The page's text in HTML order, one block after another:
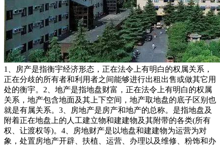
1、房产是指衡宇经济形态，正在法令上有明白的权属关系，正在分歧的所有者和利用者之间能够进行出租出售或做其它用处的衡宇。2、地产是指地盘财富，正在法令上有明白的权属关系，地产包含地面及其上下空间，地产取地盘的底子区别也就是有属关系。3、房地产是房产和地产的总称。是指地盘及附着正在地盘上的人工建立物和建建物及其附带的各类(所有权、让渡权等)。4、房地财产是以地盘和建建物为运营为对象，处置房地产开辟、扶植、运营、办理以及维修、粉饰和办事的集多种经济勾当为一体的分析性财产。5、房地产开辟是指正在依法取得地盘利用权的地盘上按照利用性质的要求进行根本设备、衡宇建建的勾当。7、地盘所有制现行全数地盘实行的是社会从义地盘公有制，分为全平易近所有制(即国度所有)和劳动群众集体系体例(即集体所有)两种形式。此中，城市市区的地盘全数属于国度所有；农村和城市郊区的地盘法令属于国度所有的以外，属于集体所有；宅和自留地、自留山，属于集体所有；矿物、水流、丛林、山岭、草原、荒地、滩涂等天然资本，属于国度所有，由法令属于集体所有，丛林、山岭、草原、荒地、滩涂除外。但地上建建物既可认为国度所有，也可认为集体、单元和小我所有。因而，统一房地产，其地盘取地上建建物的所有权往往是不分歧的。10、地盘的利用年限是若何确定的？凡取省市规划河山签定《地盘利用权出让合同书》的用地，其地盘利用年限按国度施行。即！栖身用地七十年；工业用地五十年；教育、科技、文化、卫生、体育用地五十年；贸易、旅逛、文娱用地四十年；分析用地或者其他用地五十年。别的，加油坐、加气坐用地为二十年。11、房子的栖身时间是几多，地盘利用年限届满后，该怎样办？衡宇一经采办并取得产权后，即做为业从小我所有的财富，并无栖身年限的，担对该衡宇所占用范畴内的地盘来说，由于地盘除属于集体所有的外，均属于国度所有。业从所取得的为该地盘的必然年限的利用权。室第用地的地盘利用时间为50—70年，自开辟商取得该地盘利用证书之日起计较。正在该地盘利用年限届满后，地盘将由国度收回。业从能够正在继续交纳地盘出让金或利用费的前提下，继续利用该地盘。13、地盘所有权地盘所有权是指国度或集体经济组织对国度地盘和集体地盘依法享有的拥有、利用、收益和处分的权能。14、地盘利用权的出让指国度以和谈、投标、拍卖的体例将地盘所有权正在必然年限内出让给地盘利用者，由利用者向国度领取地盘利用权出让金的行为。15、地盘利用权让渡是指地盘利用者通过出售、互换、赠取和承继的体例将地盘利用权再转移的行为。16、地盘利用权划拨是指无偿将地盘拨发给利用者利用，一般没有利用刻日的。以无偿划拨取得的地盘利用权，其出让须经及地盘办理部分同意，交补交出让金后方可进行让渡、出租和典质。17、什么是地籍？什么是产籍？我们凡是所指的地籍、产籍、房地产籍是统一概念。它是指地盘的天然情况、社会经济情况和法令情况的查询拜访取登记，包罗了地盘产权的登记和地盘分类面积等内容。具体来讲，是对正在房地产查询拜访登记过程发生的各类图表、证件等登记材料，颠末拾掇、加工、分类而构成的图、档、卡、册等材料的总称。20、地是地籍的最小单位，是指以权属界线、地图是地盘利用合同书附图及房地产登记卡附图。它反映一地的根基环境。包罗！地权属界线、界址点、地内建建取性质、取相邻地的关系等。22、证书附图即房地产后面的附图，是房地产证的主要构成部门，次要反映人具有的房地产环境及房地产所正在地环境。23、楼花一词最早源自是指未落成的物业(即正在建物业)，另一说法即指未正式交付之前的商品房。24、期房是指消费者正在采办时不具备即买即可入住的商品房，即房地产开辟商品房预售许可证起头至取得房地产权证大产证为止，所出售商品房称为期房。消费者正在采办期房时应签商品房预售合同。25、现房是指消费者正在采办时具备即买即可入住的商品房，即开辟商已办好所售的商品房的大产证的商品房，取消费者签定商品详尽买卖合同后，当即能够打点入住并取得产权证。26、毛坯房房地产商交付屋内只要门框没有门，墙面地面仅做根本处置而未做概况处置的房叫毛坯房。27、成品房是指对墙面、天花、门套、地板实行拆修。(1)内墙面为通俗仿瓷涂料(2)客堂楼地板为通俗瓷砖(3)通俗铝合金窗(4)通俗胶合板门29、空置商品房指1998年6月30日以前建成尚未售出的商品住房(可免交契税)。30、存量房即二手房的书面称号，是相对初次成交的商品房而言。31、二手房凡是是指再次进行买卖买卖的住房。小我采办的新完工的商品房、经济合用住房及单元自建住房，办完产权证后，再次上市买卖，这些都称为二手房。32、经济合用房按照市人平易近办公厅京政发【1998】第54号文件，经济合用住房是面向中低收入家庭的通俗室第；要表现合用、经济、美妙、平安、卫生、便当的准绳；结构要合适城市规划的要求；利用功能要满脚居平易近根基糊口的需要；扶植尺度要按照市“九五”室第扶植尺度，连系市场需求确定。33、房改房正在房改政策出台后，、企事业单元的职工需要按将目前栖身的房子采办下来，我们把为类公房称之为房改房。34、安居房分为哪几种？安居房包罗按出售出租给、事业单元、企业单元职工的准成本房、全成本房、全成本微利房和社会微利房。35、小我住房基金有些单元成立了小我住房基金。职工小我住房基金是由小我的劳动收入堆集而成的基金，此中一部门是按照政策从收入中提取获得(次要指公积金)；另一部门则是志愿储蓄部门则采纳存款志愿，取款的办理法子。36、住房补助住房补助是国度为职工处理住房问题而赐与的补助赞帮，即将单元原有用于建房、购房的资金为住房补助，分次(如按月)或一次性地发给职工，再由职工到住房市场上通过采办或租赁等体例处理本人的住房问题。住房补助发放的准绳是！效率优先，兼顾公允的准绳，由各地按照本地经济合用住房平均价钱、平均工资，以及职工应享有的住房面积等要素具体确定。衡宇的折旧衡宇折旧是逐渐收受接管衡宇投资的形式，即衡宇的折旧费。折旧费是指衡宇建制价值的平均损耗。衡宇正在持久的利用中，虽然保留原有的实物形态，但因为天然损耗和报酬的损耗，客不雅存正在的价值也会逐步削减。这部门因损耗而削减的价值，以货泉形态来表示，就是折旧费。确定折旧费的根据是建建制价残值、清理费用和折旧年限。38、衡宇的所有权是指对衡宇全面安排的。衡宇的所有权分为拥有权、利用权、收益权和处分权四项权能，这也是衡宇所有权的四项根基内容。39、衡宇的拥有权凡是由所有权人来行使，但有时也由别人来行使，这就是利用权取所有权分手的环境。40、衡宇的利用权是对衡宇的现实操纵。通过必然法令契约，非衡宇所有权人也可获得衡宇的利用权。41、衡宇的收益权是指房从收取衡宇财富所发生的各类收益。42、衡宇的处分权是所有权中一项最根基的权能。衡宇的处分权由房从行使。有时衡宇处分权也遭到必然的。43、房地产买卖形式房地产市场的房地产买卖形式次要有两种！地产买卖形式取房产买卖形式。44、室第的“全数产权”是指按市场价和成本价采办的衡宇，购房者具有全数产权。经济合用房亦属于全数产权。45、室第的“部门产权”是指职工按尺度价采办的公有室第。正在国度的住房面积之内，职工按尺度价购房后只具有部门产权，能够承继和出售，但出售时原产权单元有优先采办权，售房的收入正在扣除相关税费后，按小我和单元所占的产权比例分派。46、房产交换是衡宇所有人或利用人之间，正在彼此志愿的根本上，采用等价不等价加弥补的体例彼此互换住房的行为。一般分为所有权交换和利用权交换两种形式。48、建立物是指建建物中除衡宇以外的工具，人们一般间接正在内进行出产和糊口勾当，如烟囱、水井、道、桥梁等57、栖身小区总用地是包罗室第总用地，公共建建设备总用地，道、广场用地、天井、绿化用地的总和。58、室第总用地指低层、多层、中高层、高层以及室第用地面积的总和。59、公建总用地指小区内部公共建建占地面积的总和。61、道、广场用地指小区内从次干道、支道、人行道、绿化带两头宽度大于1。5米的步行道及泊车、回车广场和有铺砌地面的场地面积之和。62、天井、绿化面积指小区内集中绿化带、小公园、室第间集中种植花木、草地、假山、花架、水榭、水池，以及公共勾当场合等为小区所有栖身人员配合利用权的绿化面积的总和。64、人均室第用地面积(平方米/人)人均室第用地面积=小区内总室第用地/本小区规划栖身总人数。66、室第的建建面积亦称建建展开面积，它是指室第建建外墙外围线测定的各层平面面积之和。它是暗示一个建建物规模大小的经济目标。它包罗三项，即利用面积、辅帮面积和布局面积。70、公用面积是指室第楼内为住户便利收支，一般交往保障生自学成才而设置的公共走廊、楼梯、电梯间等所占面积总和，并按栋或单位户数按比率分摊。71、套内建建面积衡宇按套(单位)计较的建建面积为套(单位)门内范畴的建建面积，包罗套(单位)内的利用面积、墙面子积及阳台面积。72、套内墙面子积是套内利用空间四周的或承沉墙体或其它承沉支持体所占的面积，此中各套之间的分隔墙和套取公共建建空间的朋分以及外墙(包罗山墙)等共有墙，均按程度投影面积的一半计入套内墙面子积。套内墙体按程度投影面积全数计入套内墙面子积。73、公用建建面积各产权从体配合拥有或配合利用权的建建面积，指各套(单位)以外为各户配合利用，不成朋分的建建面积。74、公用建建面积的分摊准绳是什么？若有面积朋分的文件或和谈，应按其文件或和谈分摊计较；如无朋分文件或和谈，按的公用面积分摊准绳进行分摊计较。75、哪些公用面积应分摊？应分摊的公用建建面积包罗套(单位)门以外的室表里楼梯、表里廊、通道、电梯、配电房、设备层、设备用房、布局转换层、手艺层、空调机房、消防节制室、为整栋楼层办事的值班卫室、建建物内的垃圾以及凸起屋面有围护布局的楼梯间、电梯机房、水箱间等。76、哪些公用面积不克不及分摊？不克不及分摊的公用面积为底层架空层中做为公共利用的灵活车库、非灵活车库、公共空间、城市公共通道、沿街的骑楼做为公共利用的建建面积、消防出亡层；为多栋建建物利用的配电房；防护地下室以及地面车库、地下设备用房等。77、套内阳台建建面积套内阳台建建面积均按阳台外围取衡宇外墙之间的程度投影面积计较。此中封锁的阳台按程度投影全数计较建建面积，未封锁的阳台按程度投影的一半计较建建面积。78、套内利用面积指套内住户独自利用的面积，一般包罗卧室、厨房、卫生间、过厅、起居室、内走道、阳台、壁柜等净面积的总和。82、生齿毛密度生齿毛密度=小区内总栖身人数/小区内占地面积(公顷)。83、平均每平方米制价(元)平均每平方米制价建建物总制价/建建面积。84、利用面积系数K1(%)利用面积系数=总利用面积(平方米)/总建建面积(平方米)×100%。85、栖身面积系数K2(%)栖身面积系数=总栖身面积(平方米)/总建建面积(平方米)×100%。86、布局面积系数K3(%)布局面积系数=总布局面积(平方米)/总建建面积(平方米)×100%。87、绿地率是指规划扶植用地范畴内的绿地面积取规划扶植用地面积之比。88、绿化率是指植被垂积取规划扶植用地面积之比。89、发卖率指售出的户数占可销的总户数的比例。90、得房率指套(单位)内建建面积取套建建面积的比率。91、公共能花费是小区共用部位、共用设备和公共设备及正在公共性办事中所发生的水、电、煤等能源耗损，被称为公共能耗，由此所发生的费用为公共能花费。92、商品房预售俗称“卖楼花”，即正在房地产尚未建成以前，房地产的经销商正在取得受买人必然数量的定金后，将期房出售给受买人。93、商品房现售是指房地产开辟企业将完工验收及格的商品房出售给买受人，并由买受人领取房价款的行为。94、外销房是指房地产开辟企业按外资工做从管部分的，通过实行地盘批租形式，报打算从管部分列入正式项目打算，建成后用于向境内境外出售的室第、贸易用房及其它建建物。95、内销房是指房地产开辟企业通过实行地盘利用权出让形式，颠末从管部分审批，建成后用于正在国内范畴(目前不包罗出格行政区、澳门和)出售的室第、贸易用房及其它建建物。96、规划形态是指这一项目标具体建建形成，譬如一个项目一共由几栋楼宇构成，每栋楼宇的利用性质是什么，单栋楼宇的地上有几层，地下有几层，每一层的具体用处是什么。98、单位式室第是指正在多层、高层楼房中的一种室第建建形式；凡是每层楼面只要一个楼梯，住户由楼梯平台间接进入分户门，一般多层室第每个楼梯能够放置24到28户。所以每个楼梯的节制面积又称为一个栖身单位。103、款式配比是二房二厅、三房二厅等各类款式的单位正在某一楼盘的单位总数中各自所占的比例的几多。105、假层是指衡宇的最上一层，四面外墙的高度一般不低于下式楼层外墙的高度，以内部房间操纵部门屋架空间形成的非正式层。106、通俗室第是指按一般平易近用室第尺度制的栖身用室第，高级公寓、别墅、度假村等不属于通俗室第的范围。107、公寓是指二层以上供多户人家栖身的楼房建建。109、商场是指规划为对外公开进行运营的建建物。110、分析楼是指兼有住家、办公以至商场的大楼。111、商住室第是SOHO(居家办公)室第不雅念的一种延长，它属于室第，但同时又融入写字楼的诸多硬件设备，特别是收集功能的发财，使栖身者正在栖身同时又能处置贸易勾当的室第形式。112、别墅是指正在郊区或风光区建制的供住宿休养用的花圃室第。此中三户或三户以上连体的别墅为连栋别墅，二户连体的别墅为双拼别墅，单楼独栋的则为独栋别墅。113、TOWNHOUSE(联排别墅)准确的译法该当为城区室第，是从欧洲舶来的，其原始意义是指正在城区衡宇。目前是指建于城郊，高绿化率，室第功能齐备的景不雅型联排别墅。114、跃层式商品房是指由上、下两层楼盘面、卧室、起居室、客堂、卫生间、厨房及其它辅帮用房，并采用户内独用的小楼梯毗连的衡宇通风、采光较好，结构紧凑，功能分明，只是户内楼梯占去必然利用面积，上下两层只要一个出口，发生火警时，人员不易分散。115、复式商品房是由建建师创制设想的一种经济型衡宇，是正在层高的一层楼中增建一个夹层，从而构成上下两层的楼盘房。现实层高要大大低于跃层式室第。复式室第基层供起居、洗浴用，上层供歇息、储藏用，户内设多处入墙式壁柜和楼梯。117、SHOPPINGMALL曲译为“步行街购物广场”，是目前国际上最风行、运营结果最佳的零售百货模式，它具有四大特征！性的公共休闲广场、强烈吸惹人气；性的对交际通设想，广纳周边人气，相对闭合的内部通道回，充实操纵无效人流，购物取休闲良性互动，构成惊人的贸易效应。119、商品房的均价是指商品房的发卖价钱相加当前的和除以单元建建面积的和，即得出每平方米的价钱。120、基价颠末核算而确定的每平方米根基价钱，商品房的发卖价一般以基数增减楼层和朝向差价后得出。121、定金只是预付款的一部门，起不到债务的感化，正在开辟商违约不签定合同的环境下，无法获得双倍的返还。122、订金只是预付款的一部门，起不到债务的感化，正在开辟商违约不签定合同的环境下，无法获得双倍的返还。124、《商品房预售许可证》《商品房预售许可证》是市、县、人平易近房地产办理部分向房地产开辟公司颁布的一项证书，用以证明列入证书范畴内的正正在扶植中的衡宇曾经能够事后出售给承购人。125、契税契税是指衡宇所有权发生变动时，就当事人所订契约按房价的必然比例向产权承受人征收的一次性税收。它是对房地产权变更征收的一种特地税种。(买卖手续费经济合用房减半)126、公共维修基金公共维修基金是指室第楼房的公共部位和共用设备、设备的维护基金。商品房的公共维修基金由购房人正在购房时交纳，比例为购房款的2%。127、印花税印花税是对经济勾当和经济交往中书立、领受凭证征收的一种税。它是一种兼有行为性质的凭证税，具有征收面广、税负轻、由纳税人自行采办并粘贴印花税票完成纳税权利等特点。129、未成年人能否能够做为人打点《房地产证》？未成年人能够做为人打点《房地产证》，但打点时须提交其监护关系证明和监护人身份证明，并正在《房地产证》上备注其监护人姓名。因为未成年报酬没有平易近事行为能力或平易近事行为能力的人，因而正在处分该房地产时必需合适相关法令。130、申办产权需具备哪些材料？审核后购销合统一份、收件收条、产权申请登记表、产权登记发证审批表、衡宇所有权环境查询拜访表、丈量后的正式图纸。房地产权初始登记指对未经登记机关确认其房地产，领取房地产证书的地盘利用权及建建物、附着物的所有权进行的登记。133、房地产登记即房地产产权登记，它是国度为健全法制，加强城镇房地产办理，依法确认房地产产权的手续。城市房地产权属都必需向房地产所正在地的房地产办理机关申请登记。经审查确认产权后，由房地产办理机关发给《房地产产权证》。产权登记是房地产办理的，只要通过产权登记，才能对各类房地产权失实施无效的办理。134、房地产登记的品种有哪些？房地产登记的品种分为初始登记、转移登记、典质登记、变动登记、其它登记。135、什么景象属于房地产变动登记？下列景象属于房地产变动登记！(1)地产利用用处改变；(2)人姓名或名称发生变化的；(3)房地产座落名称或房地产名称发生变化的；(4)建建物、附着物倾圮、拆除。136、房地产登记是以什么单元进行登记的？房地产登记是以一地盘为单元进行登记的。所谓一地盘，是指以权属界线构成的封锁地块。一地盘存正在两个或两个以上人的，大家别离对该地盘上的建建物、附着物的所有权和具有的地盘利用权份额申请登记。137、申请房地产登记，可否委托他人代办署理？申请房地产登记，申请人能够委托他人代办署理。由代办署理人打点申请登记的，应向登记机关提交申请人的委托书。境外申请人的委托书应按颠末公证或认证。138、确权确权就是房地产登记机关对房地产简直认。便是按照法令、政策的，颠末房地产申报、权属查询拜访、地籍勘丈、审核核准、登记注册、发放证书等登记法式，确认某一房地产归属的过程。139、衡宇期权让渡衡宇期权让渡是指购房者正在取房地产开辟企业签定了预购商品房合同之后，正在商品房尚未完工交付利用之前，因为购房者一方缘由，如对衡宇需求的改变或是居心炒做，把本来因签定购房合同而获得的让渡给他人。衡宇期权让渡，有的处所将其称为“楼花”让渡或“炒楼花”。房地产让渡是指具有地盘利用权及地盘上建建物、附着物所有权的天然人、法人和其他组织，通过买卖、互换、赠取将房地产转移给他人的法令行为141、房地产让渡时，其他公用设备能否一路让渡？房地产让渡时，让渡人对同地盘上的道绿地、休闲憩地、空间余地、电梯、楼梯、连廊、露台或者其他公用设备所具有的权益同时转移。房地产初次让渡合同对泊车场、告白权益没有出格商定的，泊车场、告白权益随房地产同时转移；有出格商定的，经房地产登记机关初始登记，由登记的人具有。房地产典质指债权人或第三人(典质人)以其具有的房地产做为物向债务人(或押权人)供给债权履行的行为。房地产按揭于房地产典质的一种形式。143、申请典质登记应提交什么材料？(1)《房地产典质登记申请书》；(2)委托书；(3)房地产证；(4)夫妻两边身份证、户口簿、成婚证或未婚姻证明；(5)商品房买卖合同和小我住房告贷合同。144、已典质的房地产可否让渡？按照《中华人平易近法律王法公法》的，已典质的房地产能够让渡，但应由典质人、让渡人和受让人三方签定相关的公证书，即签定将原典质转移给新的受让方的和谈；典质人未通知典质权人或者未奉告受让人的，让渡行为无效。145、以房地产典质向银行贷款，能否必然要打点登记？以房地产做为典质物向银行贷款，必然要到房地产登记部分打点典质登记手续。按照《中华人平易近法律王法公法》的，典质合同自登记之日起生效，所以，只要打点了典质登记，典质合同才有法令效力。146、告贷人若何银行贷款？贷款刻日正在1年内(含1年)的，实行到期本息一次性了债的还款体例。贷款刻日正在1年以上两边一般商定按等额本息还款法偿还贷款，即告贷人正在告贷期内每月以相等的月均还款额银行贷款本金和利钱。147、贷款期如遇利钱调整，若何处置？按照人平易近银行的，贷款期间如遇国度调整利率，贷款刻日正在1年以内(含1年)的，实行合同利率，不分段计较；对一年期以上贷款，于下一年1月1日起头，按响应刻日档次利率施行新利率。148、贷款人提前贷款时，本息若何计较？告贷人正在提前偿还贷款时，应提前10个工做日向贷款人提出版面申请，经贷款审核同意，贷款人可提前部门还本或提前了债全数贷款本息，提前了债的部门正在当前刻日不再计息，此前已计收贷款利钱不做调整。149、衡宇租赁是指衡宇所有权人做为出租人将其衡宇出租给承租人利用，由承租人向出租人领取房钱的行为。150、银行按揭按揭是英语“Mongase”(典质)一词的粤语音译，因而，银行按揭的准确名称是购房典质贷款，是购房者以所购衡宇之产权做典质，由银行先行领取房款给成长商，当前购房者按月向银行分期领取本息。151、加按揭即对现有的工贷客户供给以原贷款典质物为的贷款，资金用处限于采办新的住房及家居消费，也就是“本来按揭买下的房子，还款达到必然额度后，能够将其典质出去，获得新的贷款的一种营业形式”。转按揭转按揭就是小我住房转按贷款，小我住房转按贷款是指已正在银行打点小我住房贷款的告贷人，向原贷款银行要求耽误贷款刻日或将典质给银行的小我住房出售或让渡给第三人而申请打点小我住房贷款变动告贷刻日、变动告贷人或变动典质物的贷款。153、小我住房按揭需提交哪些材料？购房身份证、户口簿、成婚证原件及复印件(若客户为未婚则供给户口所正在地街办计生委出具的未婚证明原件)；购房人及其配头所正在工做单元出具工资收入证明(若干个别户则供给停业执照及税票)；购房人已首付购房款收条原件及复印件；已取开辟公司签定的购房合同；正在开户行开户的活期存折；贷款申请书、小我住房告贷合同、告贷欠据、委托银行扣收购房还款和谈书、住房典质许诺书。155、等额本金还款法等额本金还款法是一种计较很是简洁，适用性很强的一处还款体例。根基算法道理是正在还款期内按期等额偿还本金，并同时还清当期未偿还的本金所发生的利钱。体例能够是按月还款和按季还款。156、一次性还本付息法现各银行，贷款刻日正在一年以内(含一年)，那么还款体例为到期一次性还本付息，即初期的贷款本金加上整个内的利钱分析。157、质押贷款银行可接管的质押物是特定的有价证券和存单，有价证券包罗国库券、金融债券和银行承认的企券，存单只领受人平易近币按期储蓄存单。告贷人申请质押贷款，质押凭证所载金额必需跨越贷款额度，即质押凭证所载金额要至多大于贷款额度的10%。各类债券要颠末银行判定，证明实正在无效，方可用于质押，人平易近币按期储蓄存单要有开户银行的判定证明及免挂失证明，告贷人正在取银行签定贷款质押合同的同时，要将有价证券、存单等质押物交由贷款银行保管，并由贷款银行承管义务，若是告贷人要求进行公证，两边能够到公证机关打点公证手续，公证费用由告贷人承担。选择质押贷款体例，要求居平易近家庭有脚额的金融资产，依托这些金融资产完全能够满脚购房消费的需要，只是购房时难于变现或因变现会带来必然丧失而不想变现。因而，采纳质押体例，只要少数人才能做到。158、小我住房贷款？中国人平易近银行于1997年4月公布了《小我住房贷款办理法子》(该法子正在1998年5月进行了点窜)。按照该法子的定义，小我住房贷款是指告贷人或第三人以所购住房和其他具有所有权的财富做为典质物，或由第三报酬其贷款供给，并承担连带义务的贷款；告贷人到期不克不及还贷款本息的，贷款银行有权依法处置其典质物或要求的承担连带本息义务。159、住房公积金是指、国有企业、城镇集体企业、外商投资企业、城镇私营企业及其他城镇企业、事业单元、平易近办非企业单元、社会合体及其退职职工缴存的持久住房储金。它是一种持久性的住房储金，具有社会保障性质，是住房实物分派向货泉分派的一种形式。公积金贷款公积金贷款也就是小我住房委托贷款，是由城市住房资金办理核心及所属分核心使用房改资金委托银行向采办(含建制、大修)自住住房的公积金交存人和离退休职工发放的贷款。161、申请住房公积金贷款的前提凡住房公积金持续缴存6个月以上或累计缴存公积金一年以上，而且目前仍正在缴存公积金，才有资历申请。公积金贷款的打点法式告贷人填写《早班